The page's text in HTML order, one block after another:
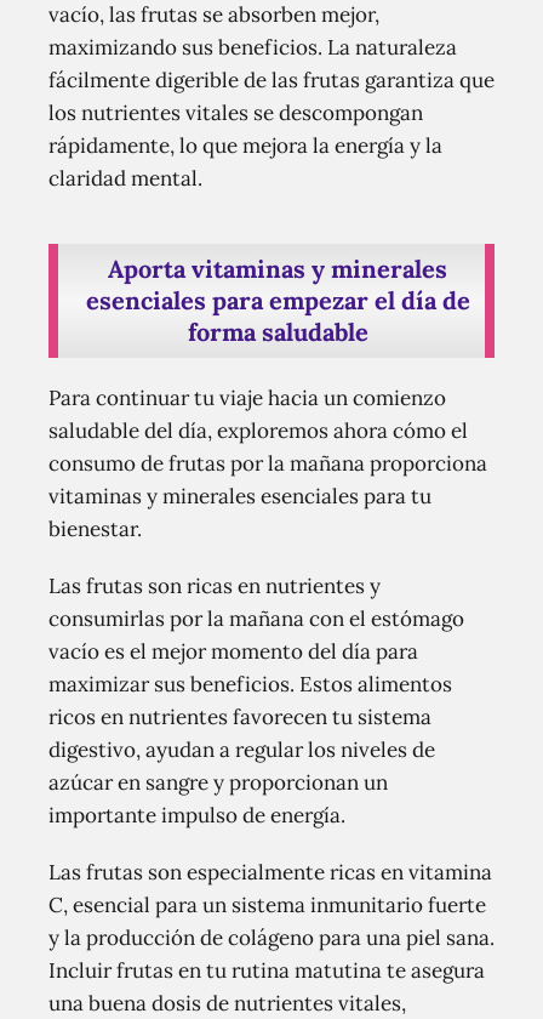
vacío, las frutas se absorben mejor,
maximizando sus beneficios. La naturaleza
fácilmente digerible de las frutas garantiza que
los nutrientes vitales se descompongan
rápidamente, lo que mejora la energía y la
claridad mental.
Aporta vitaminas y minerales
esenciales para empezar el día de
forma saludable
Para continuar tu viaje hacia un comienzo
saludable del día, exploremos ahora cómo el
consumo de frutas por la mañana proporciona
vitaminas y minerales esenciales para tu
bienestar.
Las frutas son ricas en nutrientes y
consumirlas por la mañana con el estómago
vacío es el mejor momento del día para
maximizar sus beneficios. Estos alimentos
ricos en nutrientes favorecen tu sistema
digestivo, ayudan a regular los niveles de
azúcar en sangre y proporcionan un
importante impulso de energía.
Las frutas son especialmente ricas en vitamina
C, esencial para un sistema inmunitario fuerte
y la producción de colágeno para una piel sana.
Incluir frutas en tu rutina matutina te asegura
una buena dosis de nutrientes vitales,